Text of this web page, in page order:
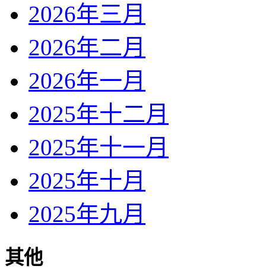
2026年三月
2026年二月
2026年一月
2025年十二月
2025年十一月
2025年十月
2025年九月
其他